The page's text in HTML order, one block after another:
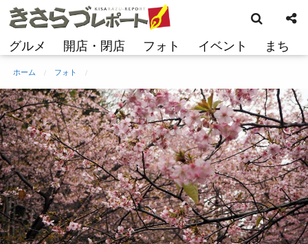
コ
ン
ン
へ
ス
キ
ッ
プ
グルメ 開店・閉店 フォト イベント まち
索
ホーム フォト